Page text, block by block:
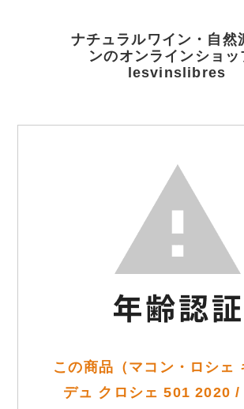
ナチュラルワイン・自然
ンのオンラインショッ
lesvinslibres
この商品（マコン・ロシェ
デュ クロシェ 501 2020 /